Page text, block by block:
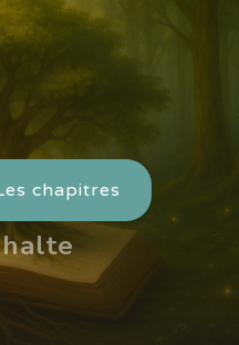
chapitres